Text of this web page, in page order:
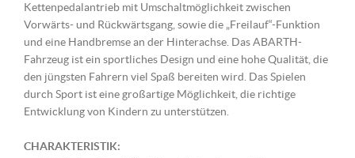
Kettenpedalantrieb mit Umschaltmöglichkeit zwischen
Vorwärts- und Rückwärtsgang, sowie die „Freilauf“-Funktion
und eine Handbremse an der Hinterachse. Das ABARTH-
Fahrzeug ist ein sportliches Design und eine hohe Qualität, die
den jüngsten Fahrern viel Spaß bereiten wird. Das Spielen
durch Sport ist eine großartige Möglichkeit, die richtige
Entwicklung von Kindern zu unterstützen.
CHARAKTERISTIK: